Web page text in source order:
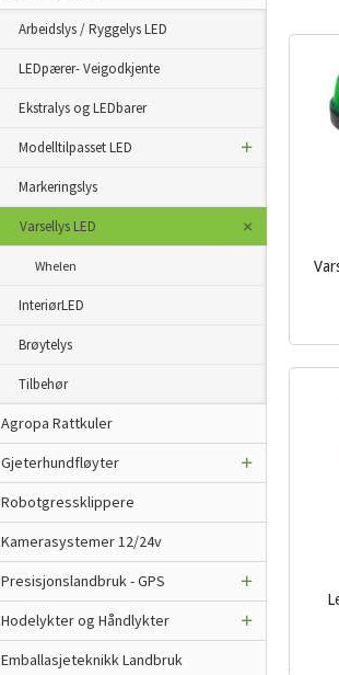
Arbeidslys / Ryggelys LED
LEDpærer- Veigodkjente
Ekstralys og LEDbarer
Modelltilpasset LED
Markeringslys
Varsellys LED
Whelen
InteriørLED
Brøytelys
Tilbehør
Agropa Rattkuler
Gjeterhundfløyter
Robotgressklippere
Kamerasystemer 12/24v
Presisjonslandbruk - GPS
Hodelykter og Håndlykter
Emballasjeteknikk Landbruk